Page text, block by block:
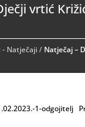
vrtić
- Natječaji/ Natječaj –
1-odgojitelj